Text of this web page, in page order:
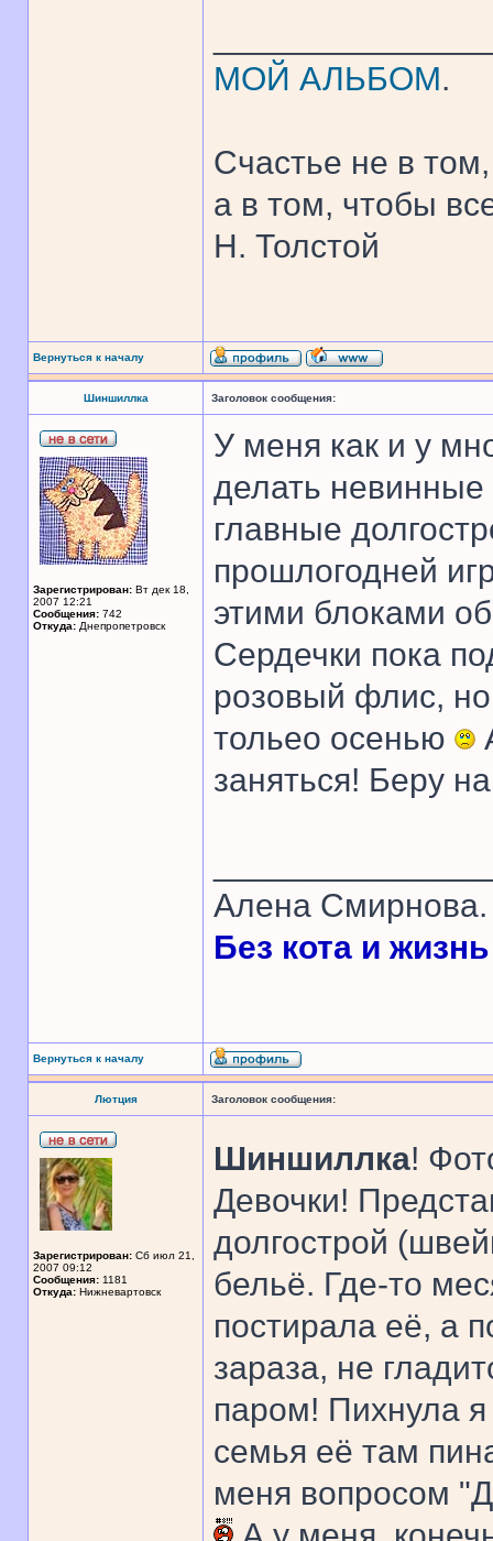
МОЙ АЛЬБОМ.
Счастье не в
а в том, чтобы
Н. Толстой
Вернуться к началу
Шиншиллка Заголовок сообщения:
Зарегистрирован: Вт дек 18,
2007 12:21
Сообщения: 742
Откуда: Днепропетровск
У меня как и у
делать невинные
главные
прошлогодней
этими блоками
Сердечки пока
розовый флис,
тольео осенью
заняться! Беру
Алена Смирнова.
Без кота и
Вернуться к началу
Лютция Заголовок сообщения:
Зарегистрирован: Сб июл 21,
2007 09:12
Сообщения: 1181
Откуда: Нижневартовск
Шиншиллка!
Девочки!
долгострой
бельё. Где-то
постирала её, а
зараза, не
паром! Пихнула
семья её там
меня вопросом